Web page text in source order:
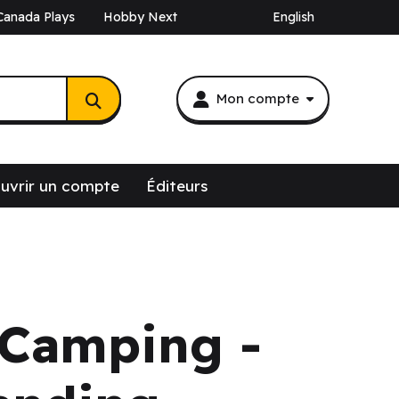
Plays Hobby Next English
Mon compte
un compte Éditeurs
-